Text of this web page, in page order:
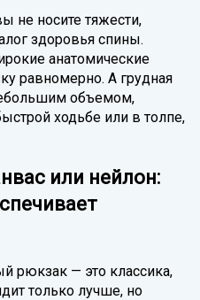
не носите тяжести,
здоровья спины.
анатомические
равномерно. А грудная
объемом,
ходьбе или в толпе,
или нейлон:
рюкзак — это классика,
только лучше, но